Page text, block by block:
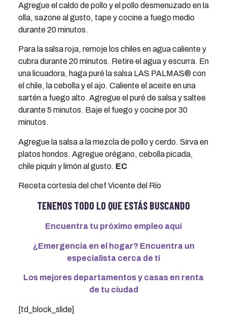
Agregue el caldo de pollo y el pollo desmenuzado en la
olla, sazone al gusto, tape y cocine a fuego medio
durante 20 minutos.
Para la salsa roja, remoje los chiles en agua caliente y
cubra durante 20 minutos. Retire el agua y escurra. En
una licuadora, haga puré la salsa LAS PALMAS® con
el chile, la cebolla y el ajo. Caliente el aceite en una
sartén a fuego alto. Agregue el puré de salsa y saltee
durante 5 minutos. Baje el fuego y cocine por 30
minutos.
Agregue la salsa a la mezcla de pollo y cerdo. Sirva en
platos hondos. Agregue orégano, cebolla picada,
chile piquín y limón al gusto. EC
Receta cortesía del chef Vicente del Río
TENEMOS TODO LO QUE ESTÁS BUSCANDO
Encuentra tu próximo empleo aquí
¿Emergencia en el hogar? Encuentra un
especialista cerca de ti
Los mejores departamentos y casas en renta
de tu ciudad
[td_block_slide]